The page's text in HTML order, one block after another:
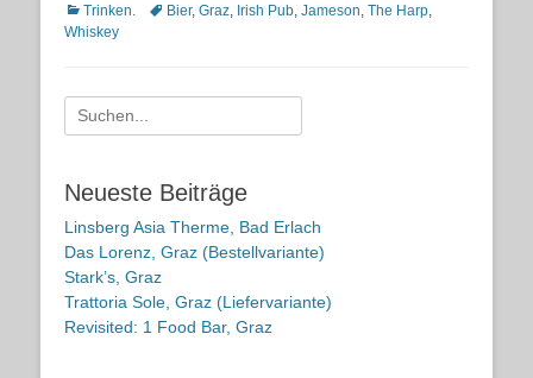
Kategorien
Trinken. Schlagworte
Bier, Graz, Irish Pub, Jameson, The Harp,
Whiskey
Suche
nach:
Neueste Beiträge
Linsberg Asia Therme, Bad Erlach
Das Lorenz, Graz (Bestellvariante)
Stark’s, Graz
Trattoria Sole, Graz (Liefervariante)
Revisited: 1 Food Bar, Graz